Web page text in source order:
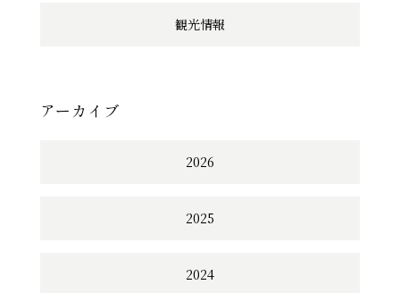
観光情報
アーカイブ
2026
2025
2024